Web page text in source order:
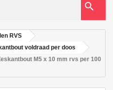
search
RVS
voldraad per doos
M5 x 10 mm rvs per 100